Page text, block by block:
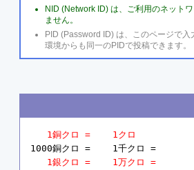
NID (Network ID) は、ご利用のネット
ません。
PID (Password ID) は、このページで
環境からも同一のPIDで投稿できます。
1銅クロ =    1クロ
1000銅クロ =    1千クロ =
1銀クロ =    1万クロ =